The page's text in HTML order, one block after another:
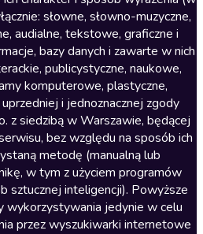
słowne, słowno-muzyczne,
audialne, tekstowe, graficzne i
bazy danych i zawarte w nich
publicystyczne, naukowe,
komputerowe, plastyczne,
i jednoznacznej zgody
z siedzibą w Warszawie, będącej
bez względu na sposób ich
metodę (manualną lub
w tym z użyciem programów
sztucznej inteligencji). Powyższe
wykorzystywania jedynie w celu
przez wyszukiwarki internetowe